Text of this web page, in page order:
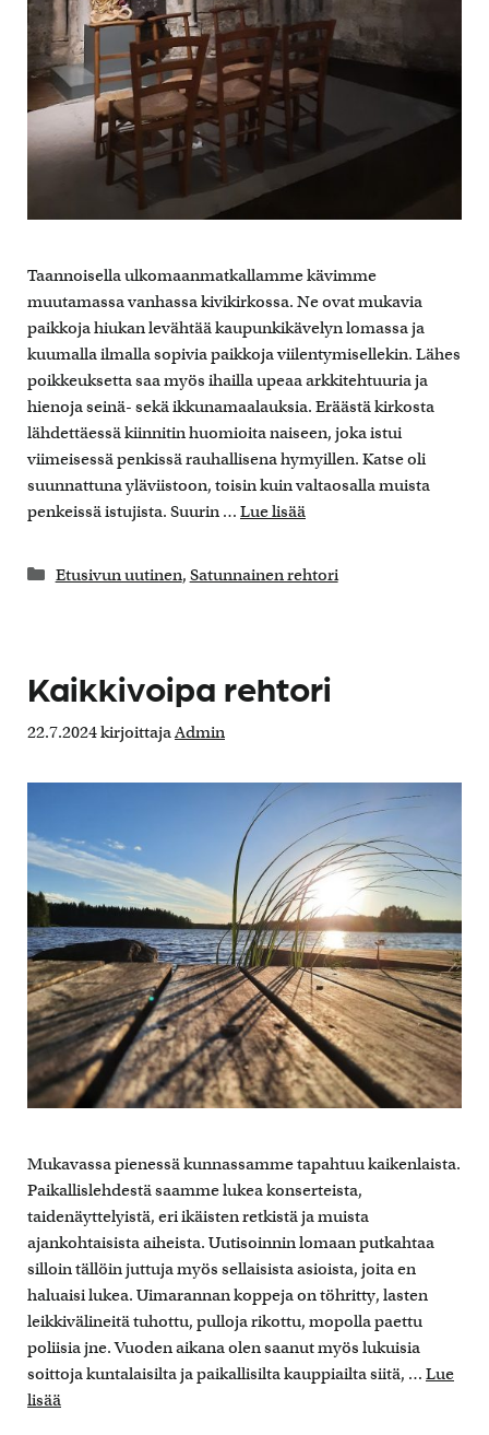
Taannoisella ulkomaanmatkallamme kävimme
muutamassa vanhassa kivikirkossa. Ne ovat mukavia
paikkoja hiukan levähtää kaupunkikävelyn lomassa ja
kuumalla ilmalla sopivia paikkoja viilentymisellekin. Lähes
poikkeuksetta saa myös ihailla upeaa arkkitehtuuria ja
hienoja seinä- sekä ikkunamaalauksia. Eräästä kirkosta
lähdettäessä kiinnitin huomioita naiseen, joka istui
viimeisessä penkissä rauhallisena hymyillen. Katse oli
suunnattuna yläviistoon, toisin kuin valtaosalla muista
penkeissä istujista. Suurin … Lue lisää
Kategoriat
Etusivun uutinen, Satunnainen rehtori
Kaikkivoipa rehtori
22.7.2024kirjoittajaAdmin
Mukavassa pienessä kunnassamme tapahtuu kaikenlaista.
Paikallislehdestä saamme lukea konserteista,
taidenäyttelyistä, eri ikäisten retkistä ja muista
ajankohtaisista aiheista. Uutisoinnin lomaan putkahtaa
silloin tällöin juttuja myös sellaisista asioista, joita en
haluaisi lukea. Uimarannan koppeja on töhritty, lasten
leikkivälineitä tuhottu, pulloja rikottu, mopolla paettu
poliisia jne. Vuoden aikana olen saanut myös lukuisia
soittoja kuntalaisilta ja paikallisilta kauppiailta siitä, … Lue
lisää